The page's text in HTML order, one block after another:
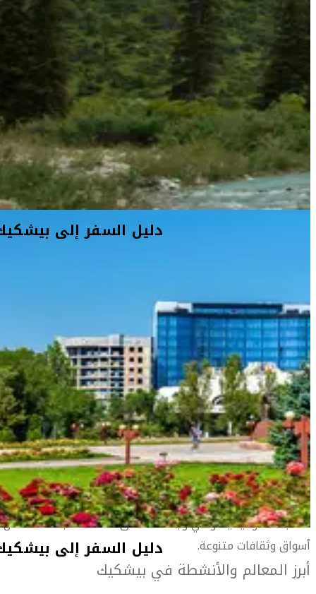
دليل السفر إلى
معلومات السفر
المعلومات الخاصة بالمطار
أهلاً بك في بيشكيك
أصبحت بيشكيك التي كانت ذات يوم محطة توقف على طريق
الحرير، عاصمة قيرغيزستان ومركزاً مالياً. وهي تقع على سفوح
جبال تيان شان المغطاة بالثلوج.
تعتبر هذه المدينة واحدة من أكثر المدن خضرة في العالم نظراً
للطرقات العريضة التي تصطف على جوانبها الأشجار بالإضافة
وجود عدد هائل من الحدائق فيها كما تعد المدينة ميراثاً من
الحقبة السوفياتية. وهي وجهة تستحق الاكتشاف بما تضمه من
أسواق وثقافات متنوعة.
أبرز المعالم والأنشطة في بيشكيك